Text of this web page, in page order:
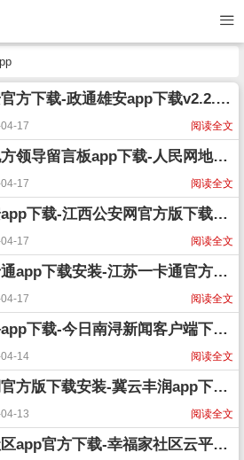
政通雄安官方下载-政通雄安app下载v2.2.10 安卓版
阅读全文
17
人民网地方领导留言板app下载-人民网地方领导留言板手机版下载v3.3.6 安卓官方版
阅读全文
17
江西公安app下载-江西公安网官方版下载v1.1.18 安卓版
阅读全文
17
江苏一卡通app下载安装-江苏一卡通官方版下载v2.4.1 安卓版
阅读全文
17
今日南浔app下载-今日南浔新闻客户端下载v1.5.5 安卓官方版
阅读全文
04-14
冀云丰润官方版下载安装-冀云丰润app下载v1.9.0 安卓版
阅读全文
13
幸福家社区app官方下载-幸福家社区云平台下载v2.6.8 安卓版